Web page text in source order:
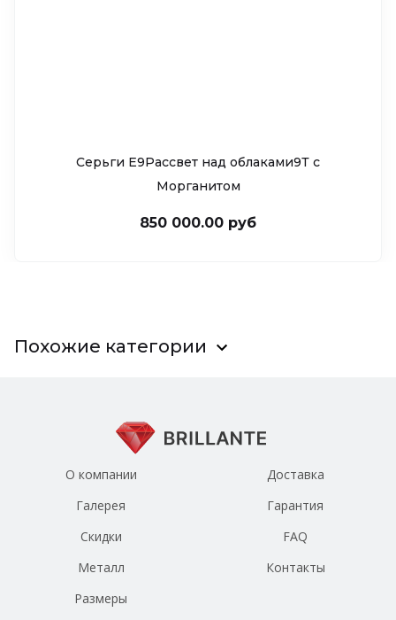
Серьги Е9Рассвет над облаками9Т c
Морганитом
850 000.00 руб
Похожие категории
О компании
Галерея
Скидки
Металл
Размеры
Доставка
Гарантия
FAQ
Контакты